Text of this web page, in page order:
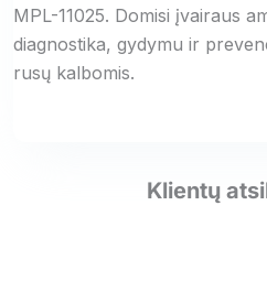
MPL-11025. Domisi įvairaus
diagnostika, gydymu ir
rusų kalbomis.
Klientų